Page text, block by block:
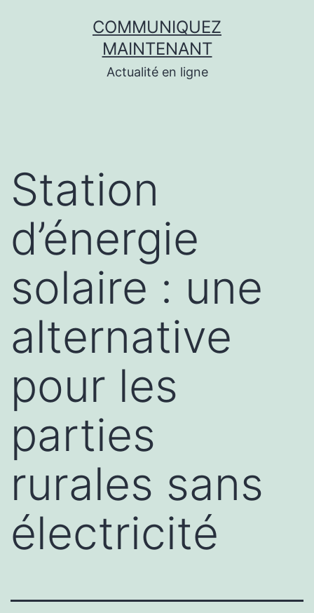
COMMUNIQUEZ
MAINTENANT
Actualité en ligne
Station
d’énergie
solaire : une
alternative
pour les
parties
rurales sans
électricité